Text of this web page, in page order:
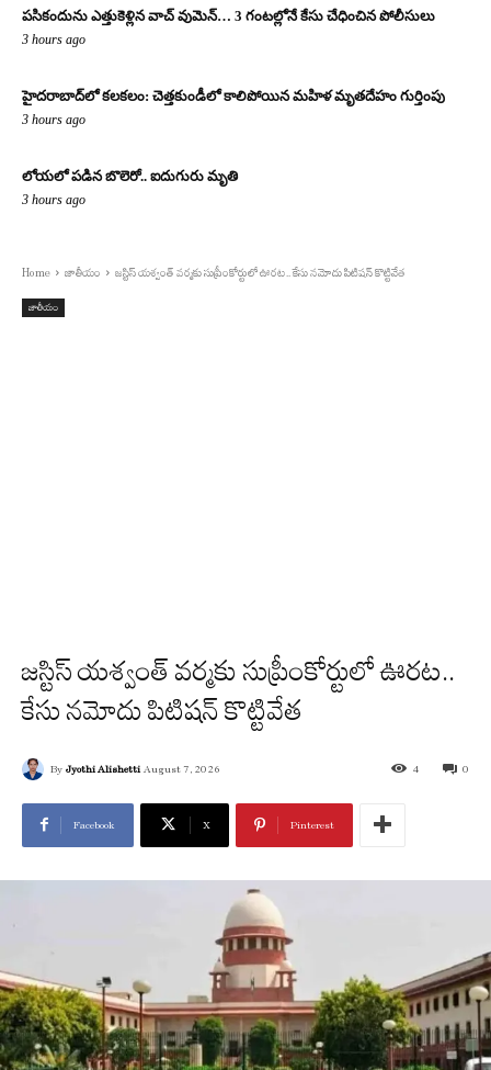
పసికందును ఎత్తుకెళ్లిన వాచ్ వుమెన్… 3 గంటల్లోనే కేసు చేధించిన పోలీసులు
3 hours ago
హైదరాబాద్‌లో కలకలం: చెత్తకుండీలో కాలిపోయిన మహిళ మృతదేహం గుర్తింపు
3 hours ago
లోయలో పడిన బొలెరో.. ఐదుగురు మృతి
3 hours ago